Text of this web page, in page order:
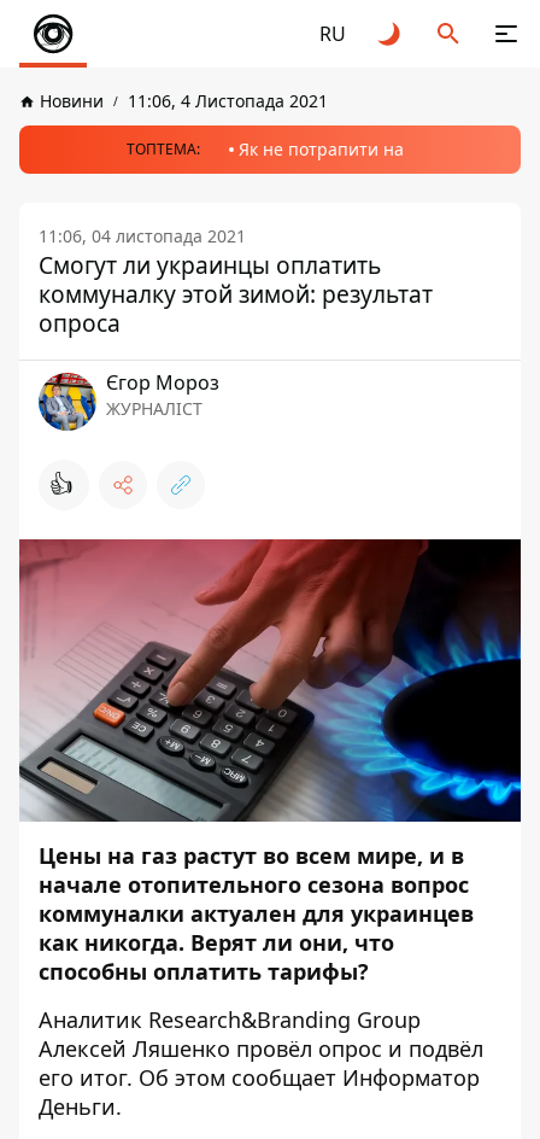
RU
Новини 11:06, 4 Листопада 2021
ТОПТЕМА: Як не потрапити на
11:06, 04 листопада 2021
Смогут ли украинцы оплатить
коммуналку этой зимой: результат
опроса
Єгор Мороз
ЖУРНАЛІСТ
👍
Цены на газ растут во всем мире, и в
начале отопительного сезона вопрос
коммуналки актуален для украинцев
как никогда. Верят ли они, что
способны оплатить тарифы?
Аналитик Research&Branding Group
Алексей Ляшенко провёл опрос и подвёл
его итог. Об этом сообщает Информатор
Деньги.